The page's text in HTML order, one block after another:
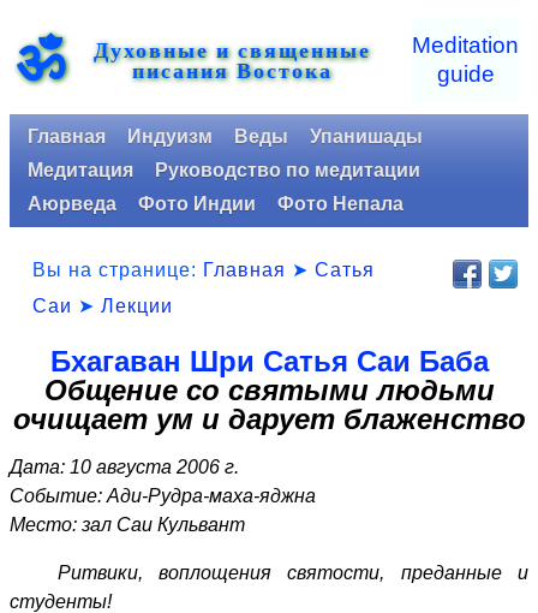
ॐ Духовные и священные
писания Востока
Meditation
guide
Главная Индуизм Веды
Упанишады
Медитация
Руководство по медитации
Аюрведа
Фото Индии Фото Непала
Вы на странице: Главная ➤ Сатья
Саи ➤ Лекции
Бхагаван Шри Сатья Саи Баба
Общение со святыми людьми
очищает ум и дарует блаженство
Дата: 10 августа 2006 г.
Событие: Ади-Рудра-маха-яджна
Место: зал Саи Кульвант
Ритвики, воплощения святости, преданные и
студенты!